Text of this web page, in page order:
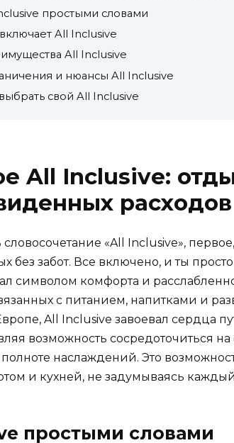
простыми словами
All Inclusive
All Inclusive
и нюансы All Inclusive
свой All Inclusive
All Inclusive:
расходов
«All Inclusive»,
без забот. Все включено, и ты
символом комфорта и
с питанием, напитками и
All Inclusive завоевал сердца
возможность сосредоточиться
наслаждений. Это
и кухней, не задумываясь
простыми словами